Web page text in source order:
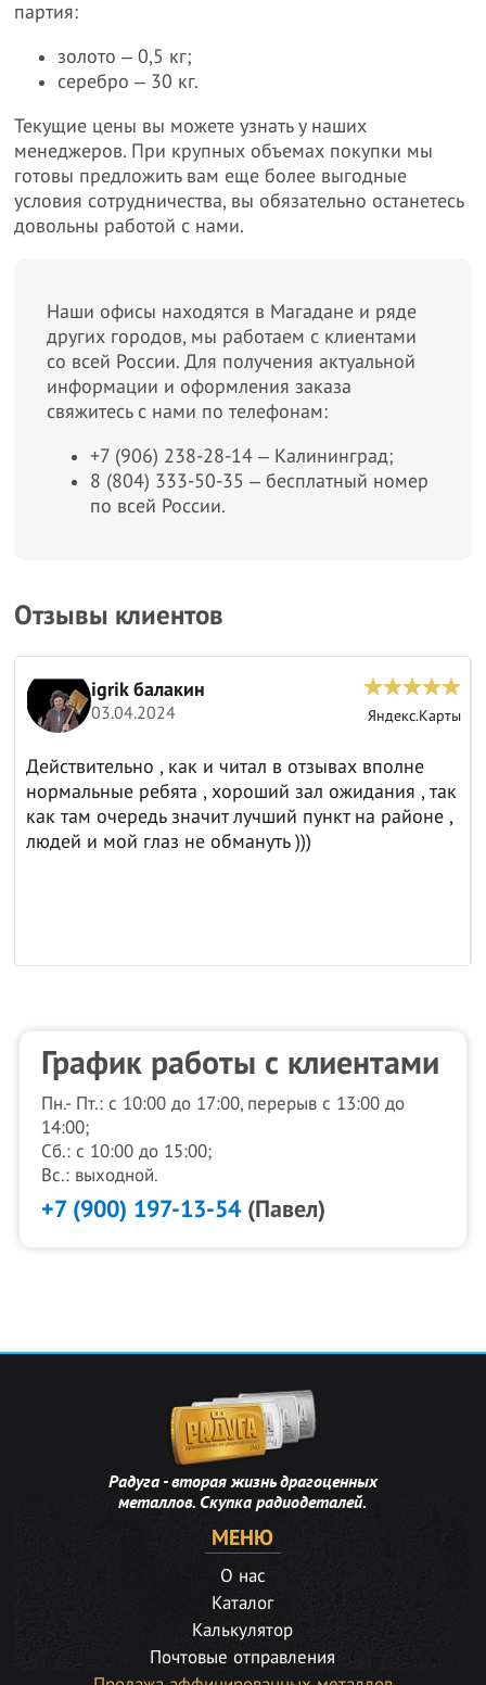
партия:
золото ‒ 0,5 кг;
серебро ‒ 30 кг.
Текущие цены вы можете узнать у наших
менеджеров. При крупных объемах покупки мы
готовы предложить вам еще более выгодные
условия сотрудничества, вы обязательно останетесь
довольны работой с нами.
Наши офисы находятся в Магадане и ряде
других городов, мы работаем с клиентами
со всей России. Для получения актуальной
информации и оформления заказа
свяжитесь с нами по телефонам:
+7 (906) 238-28-14 ‒ Калининград;
8 (804) 333-50-35 ‒ бесплатный номер
по всей России.
Отзывы клиентов
igrik балакин
03.04.2024 Яндекс.Карты
Действительно , как и читал в отзывах вполне
нормальные ребята , хороший зал ожидания , так
как там очередь значит лучший пункт на районе ,
людей и мой глаз не обмануть )))
График работы с клиентами
Пн.- Пт.: с 10:00 до 17:00, перерыв с 13:00 до
14:00;
Сб.: с 10:00 до 15:00;
Вс.: выходной.
+7 (900) 197-13-54(Павел)
Радуга - вторая жизнь драгоценных
металлов. Скупка радиодеталей.
МЕНЮ
О нас
Каталог
Калькулятор
Почтовые отправления